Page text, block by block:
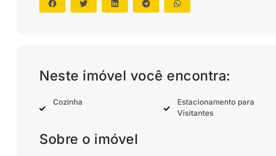
Neste imóvel você encontra:
Cozinha
Estacionamento para
Visitantes
Sobre o imóvel